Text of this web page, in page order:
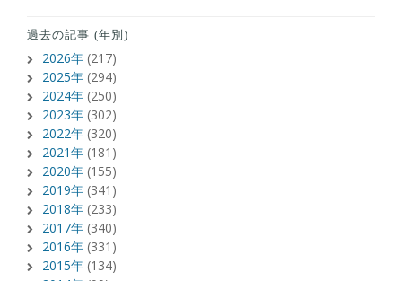
過去の記事 (年別)
2026年 (217)
2025年 (294)
2024年 (250)
2023年 (302)
2022年 (320)
2021年 (181)
2020年 (155)
2019年 (341)
2018年 (233)
2017年 (340)
2016年 (331)
2015年 (134)